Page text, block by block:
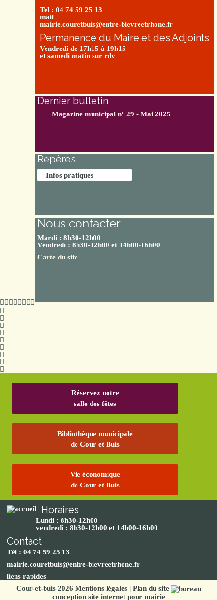
Tel : 04 74 59 25 13
mail
mairie.couretbuis@entre-bievreetrhone.fr
Permanence du Maire et des Adjoints
Vendredi de 17h15 à 19h15
et samedi matin sur rdv
Dernier bulletin
Magazine municipal n° 29 - Mai 2025
Repères
Infos pratiques
Nous contacter
Mardi : 8h30-12h00
Vendredi : 8h30-12h00 et 14h00-16h00
Carte du site
Réservez notre
salle des fêtes
Bibliothèque municipale
de Cour et Buis
Vie économique
de Cour et Buis
Horaires
Lundi : 8h30-12h00
vendredi : 8h30-12h00 et 14h00-16h00
Contact
Tél : 04 74 59 25 13
mairie.couretbuis@entre-bievreetrhone.fr
liens rapides
Cour-et-buis 2026 Mentions légales| Plan du site
conception site internet pour mairie